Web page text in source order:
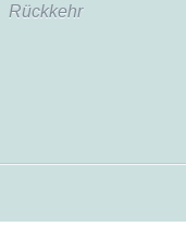
Rückkehr